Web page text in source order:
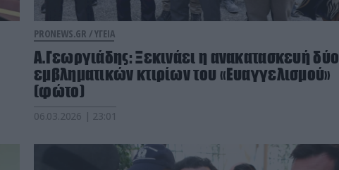
PRONEWS.GR /ΥΓΕΙΑ
Α.Γεωργιάδης: Ξεκινάει η ανακατασκευή δύο
εμβληματικών κτιρίων του «Ευαγγελισμού»
(φώτο)
06.03.2026 | 23:01